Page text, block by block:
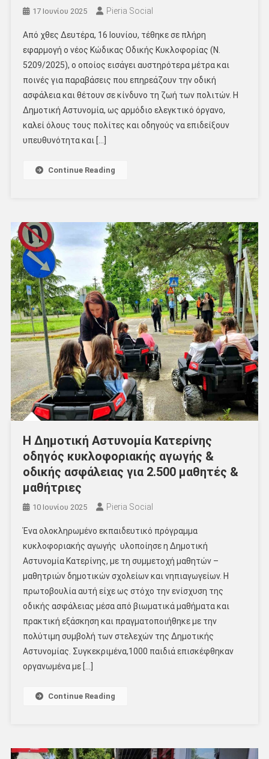
17 Ιουνίου 2025 Pieria Social
Από χθες Δευτέρα, 16 Ιουνίου, τέθηκε σε πλήρη
εφαρμογή ο νέος Κώδικας Οδικής Κυκλοφορίας (Ν.
5209/2025), ο οποίος εισάγει αυστηρότερα μέτρα και
ποινές για παραβάσεις που επηρεάζουν την οδική
ασφάλεια και θέτουν σε κίνδυνο τη ζωή των πολιτών. Η
Δημοτική Αστυνομία, ως αρμόδιο ελεγκτικό όργανο,
καλεί όλους τους πολίτες και οδηγούς να επιδείξουν
υπευθυνότητα και […]
Continue Reading
Η Δημοτική Αστυνομία Κατερίνης
οδηγός κυκλοφοριακής αγωγής &
οδικής ασφάλειας για 2.500 μαθητές &
μαθήτριες
10 Ιουνίου 2025 Pieria Social
Ένα ολοκληρωμένο εκπαιδευτικό πρόγραμμα
κυκλοφοριακής αγωγής υλοποίησε η Δημοτική
Αστυνομία Κατερίνης, με τη συμμετοχή μαθητών –
μαθητριών δημοτικών σχολείων και νηπιαγωγείων. Η
πρωτοβουλία αυτή είχε ως στόχο την ενίσχυση της
οδικής ασφάλειας μέσα από βιωματικά μαθήματα και
πρακτική εξάσκηση και πραγματοποιήθηκε με την
πολύτιμη συμβολή των στελεχών της Δημοτικής
Αστυνομίας. Συγκεκριμένα,1000 παιδιά επισκέφθηκαν
οργανωμένα με […]
Continue Reading